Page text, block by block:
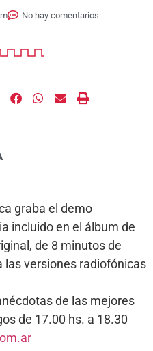
No hay comentarios
graba el demo
incluido en el álbum de
de 8 minutos de
las versiones radiofónicas
de las mejores
de 17.00 hs. a 18.30